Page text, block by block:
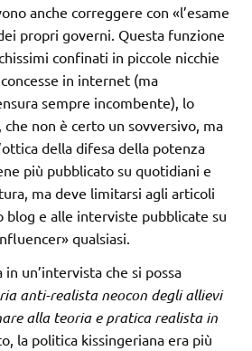
anche correggere con «l’esame
propri governi. Questa funzione
confinati in piccole nicchie
in internet (ma
sempre incombente), lo
non è certo un sovversivo, ma
della difesa della potenza
più pubblicato su quotidiani e
ma deve limitarsi agli articoli
blog e alle interviste pubblicate su
qualsiasi.
in un’intervista che si possa
anti-realista neocon degli allievi
alla teoria e pratica realista in
la politica kissingeriana era più